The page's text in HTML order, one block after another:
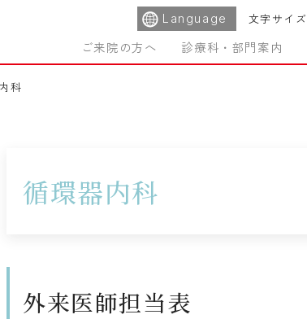
Language 文字サイズ
ご来院の方へ 診療科・部門案内
科
循環器内科
外来医師担当表